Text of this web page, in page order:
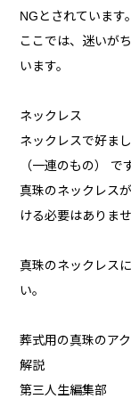
NGとされています。
ここでは、迷いが
います。
ネックレス
ネックレスで好ま
（一連のもの） で
真珠のネックレス
ける必要はありませ
真珠のネックレス
い。
葬式用の真珠のア
解説
第三人生編集部